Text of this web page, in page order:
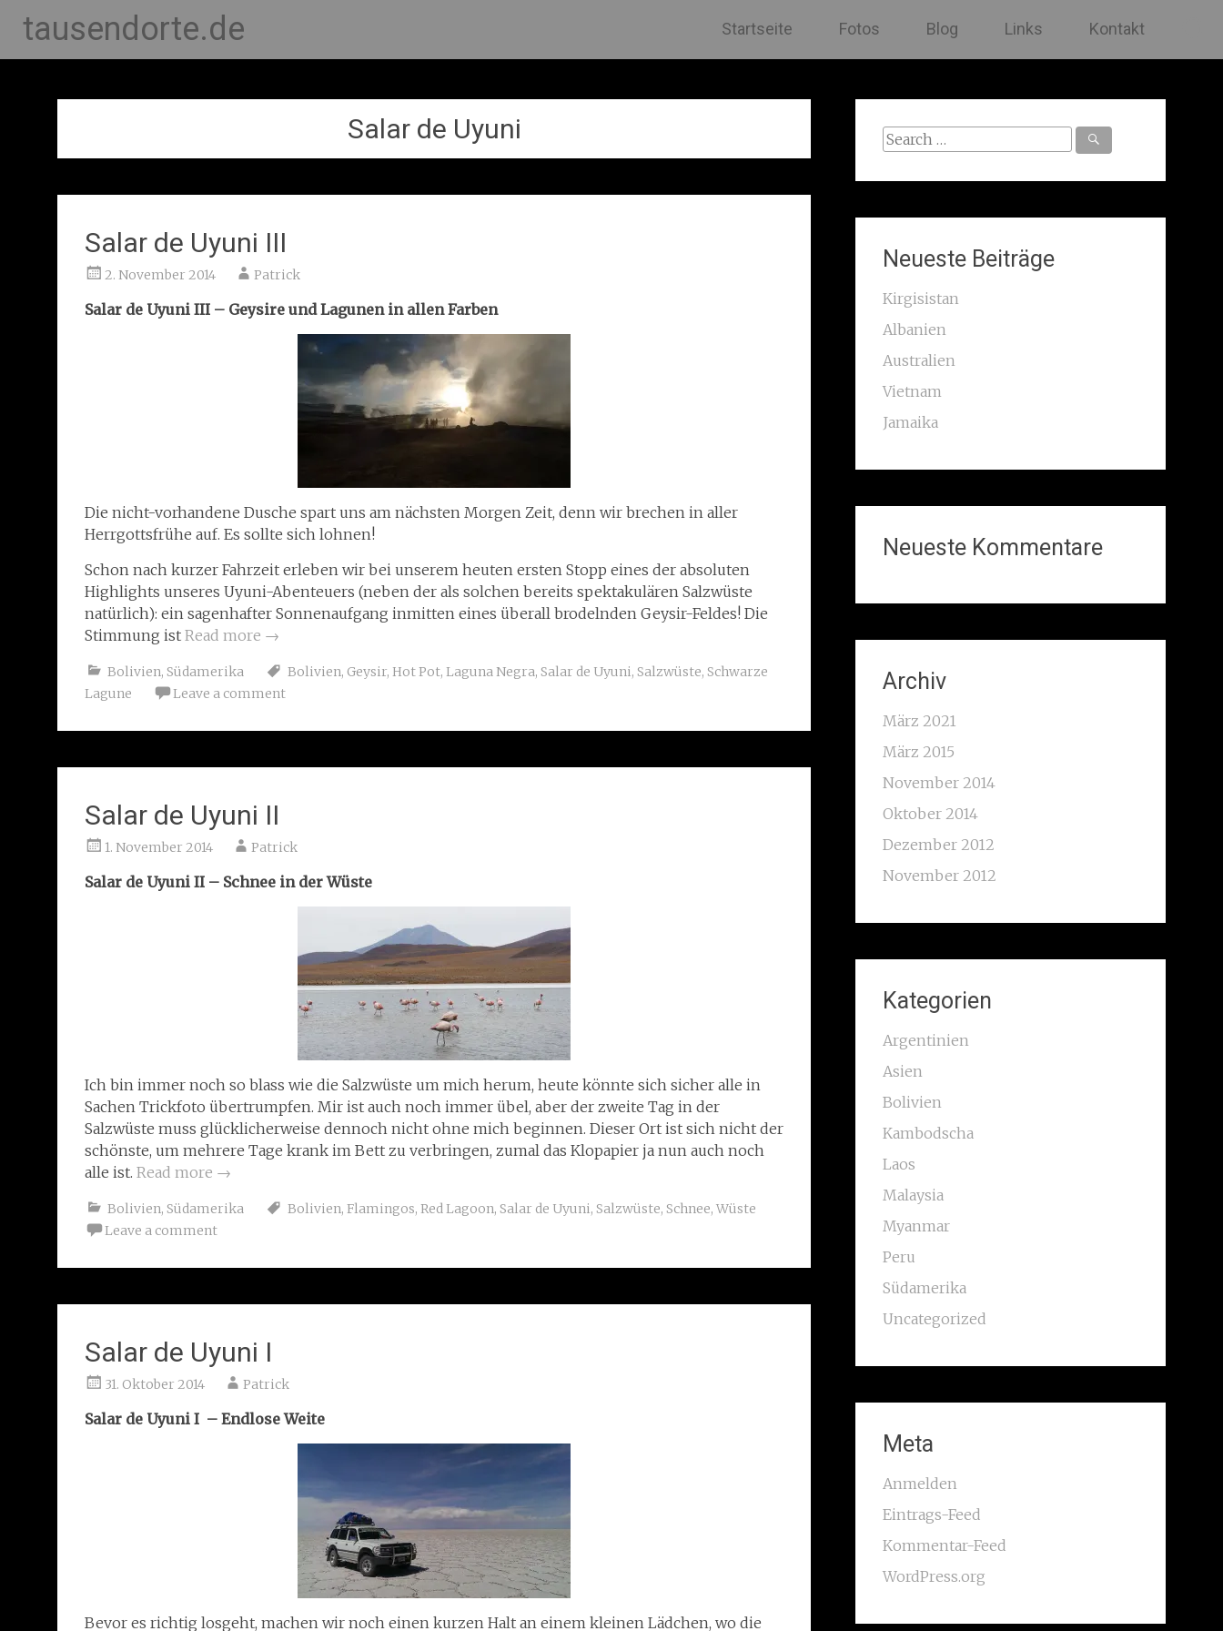
tausendorte.de
to
Startseite Fotos Blog Links Kontakt
Salar de Uyuni
Salar de Uyuni III
2. November 2014 Patrick
Salar de Uyuni III – Geysire und Lagunen in allen Farben
Die nicht-vorhandene Dusche spart uns am nächsten Morgen Zeit, denn wir brechen in aller
Herrgottsfrühe auf. Es sollte sich lohnen!
Schon nach kurzer Fahrzeit erleben wir bei unserem heuten ersten Stopp eines der absoluten
Highlights unseres Uyuni-Abenteuers (neben der als solchen bereits spektakulären Salzwüste
natürlich): ein sagenhafter Sonnenaufgang inmitten eines überall brodelnden Geysir-Feldes! Die
Stimmung ist Read more →
Bolivien, Südamerika Bolivien, Geysir, Hot Pot, Laguna Negra, Salar de Uyuni, Salzwüste, Schwarze
Lagune
Leave a comment
Salar de Uyuni II
1. November 2014 Patrick
Salar de Uyuni II – Schnee in der Wüste
Ich bin immer noch so blass wie die Salzwüste um mich herum, heute könnte sich sicher alle in
Sachen Trickfoto übertrumpfen. Mir ist auch noch immer übel, aber der zweite Tag in der
Salzwüste muss glücklicherweise dennoch nicht ohne mich beginnen. Dieser Ort ist sich nicht der
schönste, um mehrere Tage krank im Bett zu verbringen, zumal das Klopapier ja nun auch noch
alle ist. Read more →
Bolivien, Südamerika Bolivien, Flamingos, Red Lagoon, Salar de Uyuni, Salzwüste, Schnee, Wüste
Leave a comment
Salar de Uyuni I
31. Oktober 2014 Patrick
Salar de Uyuni I – Endlose Weite
Bevor es richtig losgeht, machen wir noch einen kurzen Halt an einem kleinen Lädchen, wo die
Search
Neueste Beiträge
Kirgisistan
Albanien
Australien
Vietnam
Jamaika
Neueste Kommentare
Archiv
März 2021
März 2015
November 2014
Oktober 2014
Dezember 2012
November 2012
Kategorien
Argentinien
Asien
Bolivien
Kambodscha
Laos
Malaysia
Myanmar
Peru
Südamerika
Uncategorized
Meta
Anmelden
Eintrags-Feed
Kommentar-Feed
WordPress.org